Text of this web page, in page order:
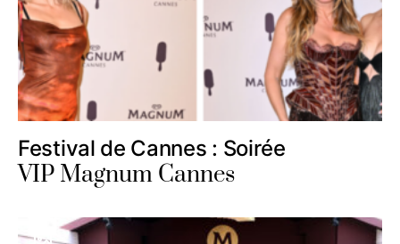
Festival de Cannes : Soirée
VIP Magnum Cannes